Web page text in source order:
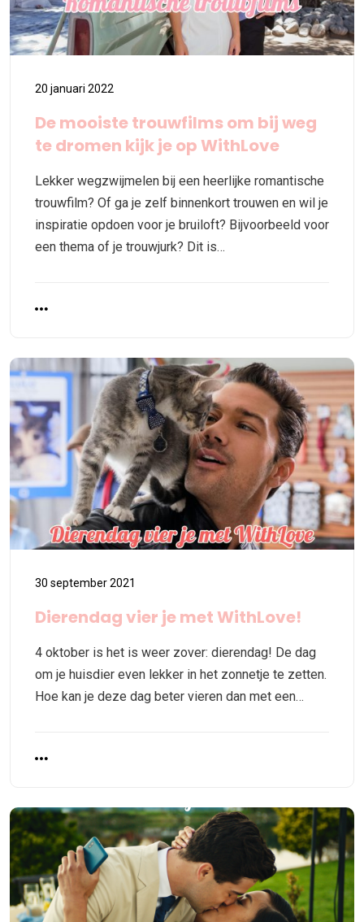
20 januari 2022
De mooiste trouwfilms om bij weg
te dromen kijk je op WithLove
Lekker wegzwijmelen bij een heerlijke romantische
trouwfilm? Of ga je zelf binnenkort trouwen en wil je
inspiratie opdoen voor je bruiloft? Bijvoorbeeld voor
een thema of je trouwjurk? Dit is…
30 september 2021
Dierendag vier je met WithLove!
4 oktober is het is weer zover: dierendag! De dag
om je huisdier even lekker in het zonnetje te zetten.
Hoe kan je deze dag beter vieren dan met een…